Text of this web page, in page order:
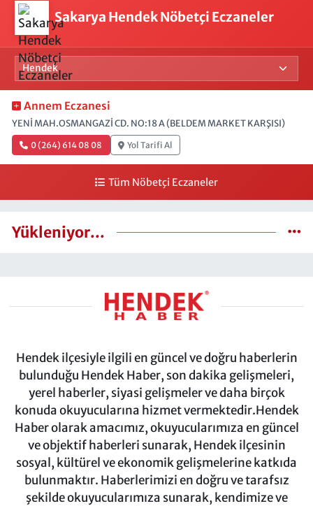
Sakarya Hendek Nöbetçi Eczaneler
Annem Eczanesi
YENİ MAH.OSMANGAZİ CD. NO:18 A (BELDEM MARKET KARŞISI)
0 (264) 614 08 08 Yol Tarifi Al
Tüm Nöbetçi Eczaneler
Yükleniyor...
Hendek ilçesiyle ilgili en güncel ve doğru haberlerin
bulunduğu Hendek Haber, son dakika gelişmeleri,
yerel haberler, siyasi gelişmeler ve daha birçok
konuda okuyucularına hizmet vermektedir.Hendek
Haber olarak amacımız, okuyucularımıza en güncel
ve objektif haberleri sunarak, Hendek ilçesinin
sosyal, kültürel ve ekonomik gelişmelerine katkıda
bulunmaktır. Haberlerimizi en doğru ve tarafsız
şekilde okuyucularımıza sunarak, kendimize ve